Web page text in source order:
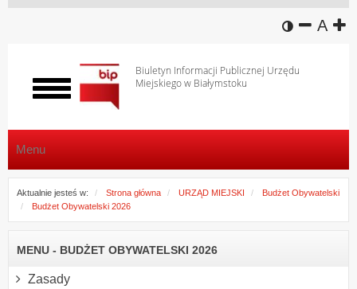
wersja
A
Biuletyn Informacji Publicznej Urzędu
Miejskiego w Białymstoku
Włącz
menu
Menu
Aktualnie jesteś w: Strona główna URZĄD MIEJSKI
Budżet Obywatelski
Budżet Obywatelski 2026
MENU - BUDŻET OBYWATELSKI 2026
Zasady